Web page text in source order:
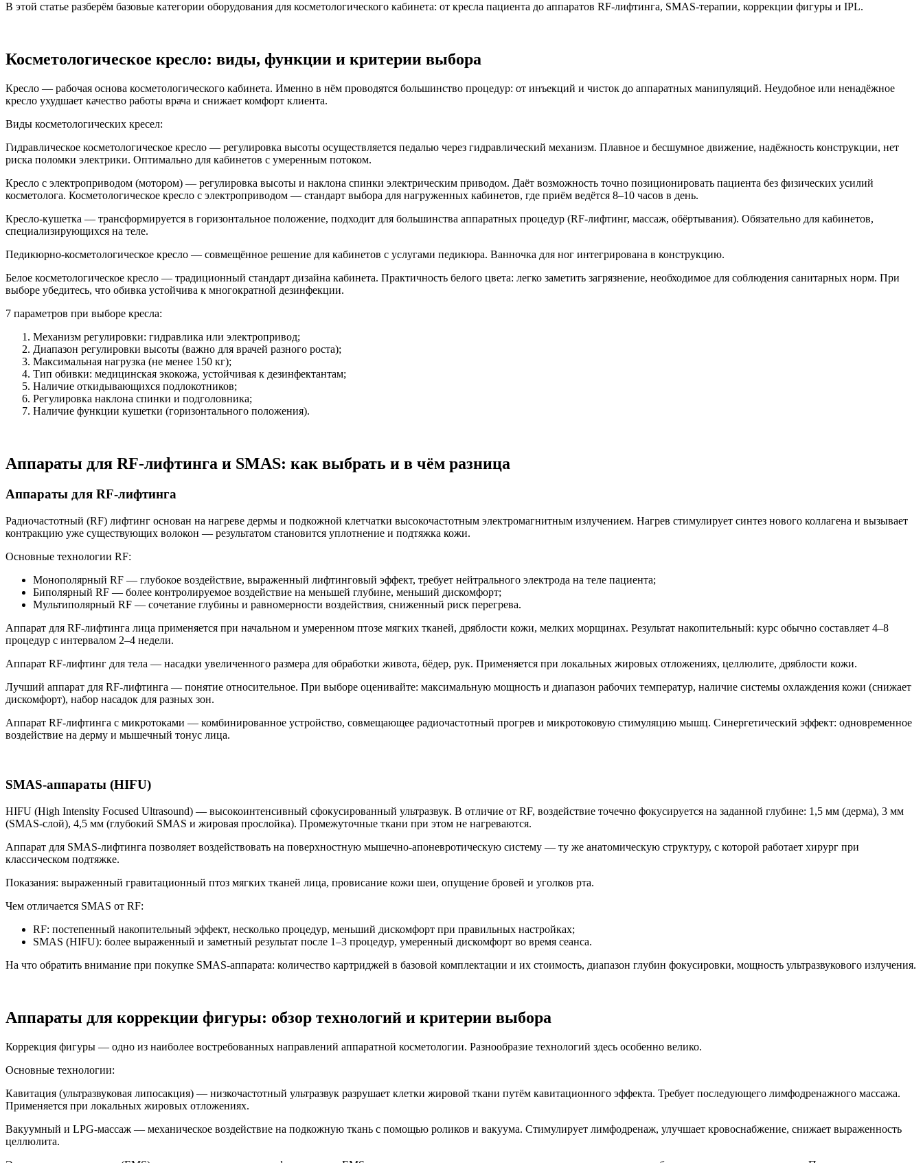
В этой статье разберём базовые категории оборудования для косметологического кабинета: от кресла пациента до аппаратов RF-лифтинга, SMAS-терапии, коррекции фигуры и IPL.
Косметологическое кресло: виды, функции и критерии выбора
Кресло — рабочая основа косметологического кабинета. Именно в нём проводятся большинство процедур: от инъекций и чисток до аппаратных манипуляций. Неудобное или ненадёжное
кресло ухудшает качество работы врача и снижает комфорт клиента.
Виды косметологических кресел:
Гидравлическое косметологическое кресло — регулировка высоты осуществляется педалью через гидравлический механизм. Плавное и бесшумное движение, надёжность конструкции, нет
риска поломки электрики. Оптимально для кабинетов с умеренным потоком.
Кресло с электроприводом (мотором) — регулировка высоты и наклона спинки электрическим приводом. Даёт возможность точно позиционировать пациента без физических усилий
косметолога. Косметологическое кресло с электроприводом — стандарт выбора для нагруженных кабинетов, где приём ведётся 8–10 часов в день.
Кресло-кушетка — трансформируется в горизонтальное положение, подходит для большинства аппаратных процедур (RF-лифтинг, массаж, обёртывания). Обязательно для кабинетов,
специализирующихся на теле.
Педикюрно-косметологическое кресло — совмещённое решение для кабинетов с услугами педикюра. Ванночка для ног интегрирована в конструкцию.
Белое косметологическое кресло — традиционный стандарт дизайна кабинета. Практичность белого цвета: легко заметить загрязнение, необходимое для соблюдения санитарных норм. При
выборе убедитесь, что обивка устойчива к многократной дезинфекции.
7 параметров при выборе кресла:
Механизм регулировки: гидравлика или электропривод;
Диапазон регулировки высоты (важно для врачей разного роста);
Максимальная нагрузка (не менее 150 кг);
Тип обивки: медицинская экокожа, устойчивая к дезинфектантам;
Наличие откидывающихся подлокотников;
Регулировка наклона спинки и подголовника;
Наличие функции кушетки (горизонтального положения).
Аппараты для RF-лифтинга и SMAS: как выбрать и в чём разница
Аппараты для RF-лифтинга
Радиочастотный (RF) лифтинг основан на нагреве дермы и подкожной клетчатки высокочастотным электромагнитным излучением. Нагрев стимулирует синтез нового коллагена и вызывает
контракцию уже существующих волокон — результатом становится уплотнение и подтяжка кожи.
Основные технологии RF:
Монополярный RF — глубокое воздействие, выраженный лифтинговый эффект, требует нейтрального электрода на теле пациента;
Биполярный RF — более контролируемое воздействие на меньшей глубине, меньший дискомфорт;
Мультиполярный RF — сочетание глубины и равномерности воздействия, сниженный риск перегрева.
Аппарат для RF-лифтинга лица применяется при начальном и умеренном птозе мягких тканей, дряблости кожи, мелких морщинах. Результат накопительный: курс обычно составляет 4–8
процедур с интервалом 2–4 недели.
Аппарат RF-лифтинг для тела — насадки увеличенного размера для обработки живота, бёдер, рук. Применяется при локальных жировых отложениях, целлюлите, дряблости кожи.
Лучший аппарат для RF-лифтинга — понятие относительное. При выборе оценивайте: максимальную мощность и диапазон рабочих температур, наличие системы охлаждения кожи (снижает
дискомфорт), набор насадок для разных зон.
Аппарат RF-лифтинга с микротоками — комбинированное устройство, совмещающее радиочастотный прогрев и микротоковую стимуляцию мышц. Синергетический эффект: одновременное
воздействие на дерму и мышечный тонус лица.
SMAS-аппараты (HIFU)
HIFU (High Intensity Focused Ultrasound) — высокоинтенсивный сфокусированный ультразвук. В отличие от RF, воздействие точечно фокусируется на заданной глубине: 1,5 мм (дерма), 3 мм
(SMAS-слой), 4,5 мм (глубокий SMAS и жировая прослойка). Промежуточные ткани при этом не нагреваются.
Аппарат для SMAS-лифтинга позволяет воздействовать на поверхностную мышечно-апоневротическую систему — ту же анатомическую структуру, с которой работает хирург при
классическом подтяжке.
Показания: выраженный гравитационный птоз мягких тканей лица, провисание кожи шеи, опущение бровей и уголков рта.
Чем отличается SMAS от RF:
RF: постепенный накопительный эффект, несколько процедур, меньший дискомфорт при правильных настройках;
SMAS (HIFU): более выраженный и заметный результат после 1–3 процедур, умеренный дискомфорт во время сеанса.
На что обратить внимание при покупке SMAS-аппарата: количество картриджей в базовой комплектации и их стоимость, диапазон глубин фокусировки, мощность ультразвукового излучения.
Аппараты для коррекции фигуры: обзор технологий и критерии выбора
Коррекция фигуры — одно из наиболее востребованных направлений аппаратной косметологии. Разнообразие технологий здесь особенно велико.
Основные технологии:
Кавитация (ультразвуковая липосакция) — низкочастотный ультразвук разрушает клетки жировой ткани путём кавитационного эффекта. Требует последующего лимфодренажного массажа.
Применяется при локальных жировых отложениях.
Вакуумный и LPG-массаж — механическое воздействие на подкожную ткань с помощью роликов и вакуума. Стимулирует лимфодренаж, улучшает кровоснабжение, снижает выраженность
целлюлита.